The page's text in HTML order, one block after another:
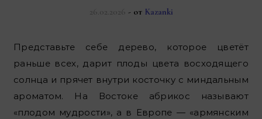
26.02.2026 - от Kazanki
Представьте себе дерево, которое цветёт
раньше всех, дарит плоды цвета восходящего
солнца и прячет внутри косточку с миндальным
ароматом. На Востоке абрикос называют
«плодом мудрости», а в Европе — «армянским